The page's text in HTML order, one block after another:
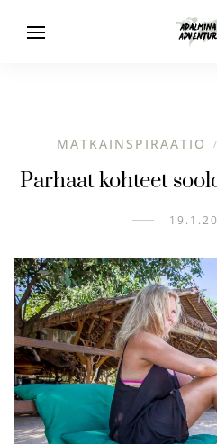
MATKAINSPIRAATIO /
Parhaat kohteet